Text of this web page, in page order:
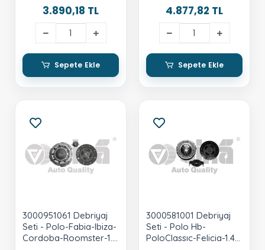
3.890,18 TL
Sepete Ekle
4.877,82 TL
Sepete Ekle
3000951061 Debriyaj
Seti - Polo-Fabia-Ibiza-
Cordoba-Roomster-1.4
3000581001 Debriyaj
Seti - Polo Hb-
PoloClassıc-Felicia-1.4